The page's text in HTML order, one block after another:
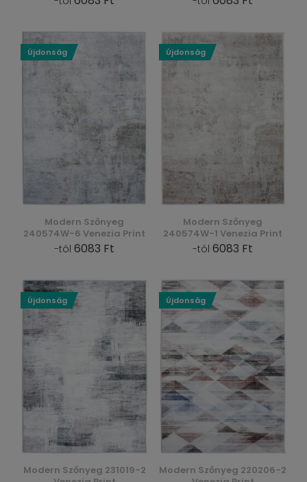
Modern Szőnyeg
240574W-6 Venezia Print
-tól 6083 Ft
Újdonság
Modern Szőnyeg
240574W-1 Venezia Print
-tól 6083 Ft
Újdonság
Modern Szőnyeg 231019-2
Újdonság
Modern Szőnyeg 220206-2
Újdonság